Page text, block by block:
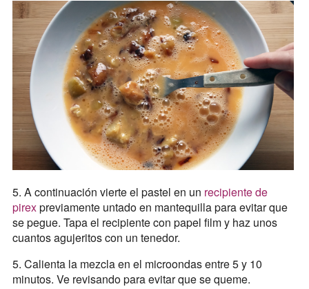
5. A continuación vierte el pastel en un recipiente de
pirexpreviamente untado en mantequilla para evitar que
se pegue. Tapa el recipiente con papel film y haz unos
cuantos agujeritos con un tenedor.
5. Calienta la mezcla en el microondas entre 5 y 10
minutos. Ve revisando para evitar que se queme.